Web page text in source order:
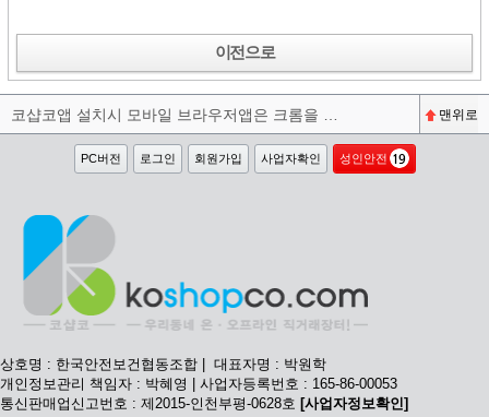
이전으로
맨위로
PC버전 로그인 회원가입 사업자확인 성인안전
상호명 : 한국안전보건협동조합 | 대표자명 : 박원학
개인정보관리 책임자 : 박혜영 | 사업자등록번호 : 165-86-00053
통신판매업신고번호 : 제2015-인천부평-0628호 [사업자정보확인]